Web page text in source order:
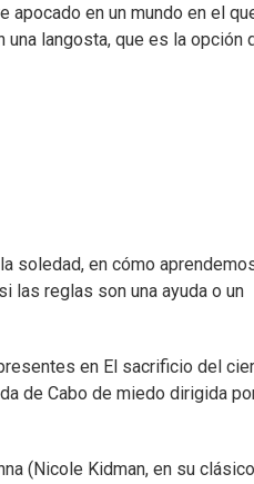
apocado en un mundo en el
langosta, que es la opción
soledad, en cómo
las reglas son una ayuda o un
en El sacrificio del
de Cabo de miedo dirigida
(Nicole Kidman, en su clásico